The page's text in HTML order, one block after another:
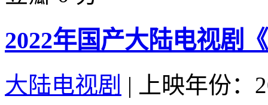
2022年国产大陆电视剧
大陆电视剧 |
上映年份：